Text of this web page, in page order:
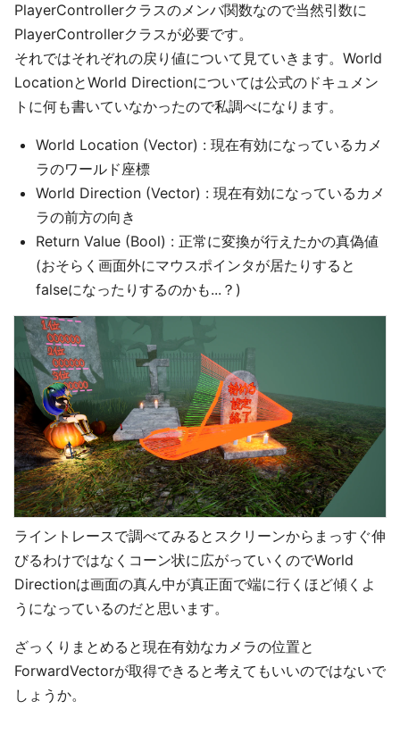
PlayerControllerクラスのメンバ関数なので当然引数に
PlayerControllerクラスが必要です。
それではそれぞれの戻り値について見ていきます。World
LocationとWorld Directionについては公式のドキュメン
トに何も書いていなかったので私調べになります。
World Location (Vector) : 現在有効になっているカメ
ラのワールド座標
World Direction (Vector) : 現在有効になっているカメ
ラの前方の向き
Return Value (Bool) : 正常に変換が行えたかの真偽値
(おそらく画面外にマウスポインタが居たりすると
falseになったりするのかも...？)
ライントレースで調べてみるとスクリーンからまっすぐ伸
びるわけではなくコーン状に広がっていくのでWorld
Directionは画面の真ん中が真正面で端に行くほど傾くよ
うになっているのだと思います。
ざっくりまとめると現在有効なカメラの位置と
ForwardVectorが取得できると考えてもいいのではないで
しょうか。